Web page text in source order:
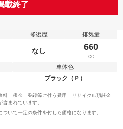
載終了
修復歴
なし
排気量
660
cc
車体色
ブラック（Ｐ）
料、税金、登録等に伴う費用、リサイクル預託金
まれています。
いて一定の条件を付した価格になります。